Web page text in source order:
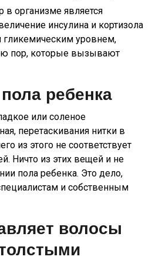
в организме является
инсулина и кортизола
гликемическим уровнем,
пор, которые вызывают
ребенка
или соленое
перетаскивания нитки в
из этого не соответствует
Ничто из этих вещей и не
пола ребенка. Это дело,
и собственным
волосы